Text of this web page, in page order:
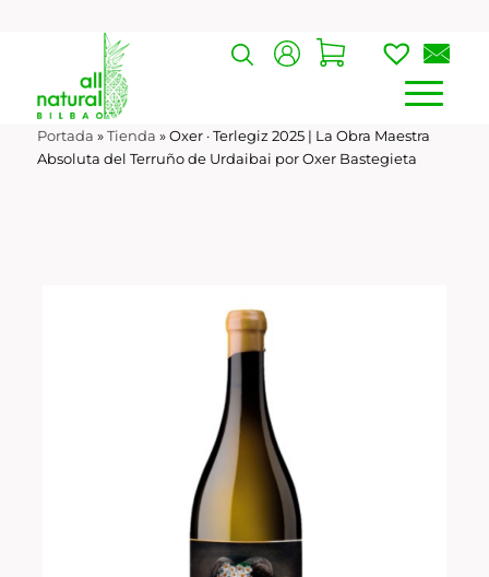
Portada »Tienda »Oxer · Terlegiz 2025 | La Obra Maestra
Absoluta del Terruño de Urdaibai por Oxer Bastegieta